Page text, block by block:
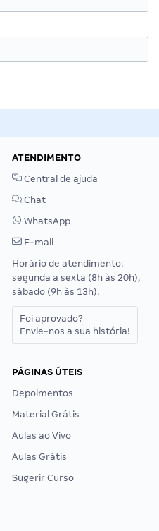
ATENDIMENTO
Central de ajuda
Chat
WhatsApp
E-mail
Horário de atendimento:
segunda a sexta (8h às 20h),
sábado (9h às 13h).
Foi aprovado?
Envie-nos a sua história!
PÁGINAS ÚTEIS
Depoimentos
Material Grátis
Aulas ao Vivo
Aulas Grátis
Sugerir Curso